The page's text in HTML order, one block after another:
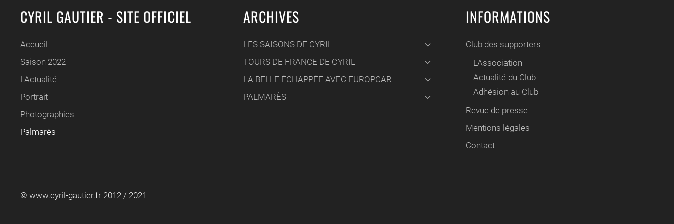
CYRIL GAUTIER - SITE OFFICIEL
Accueil
Saison 2022
L'Actualité
Portrait
Photographies
Palmarès
ARCHIVES
LES SAISONS DE CYRIL
TOURS DE FRANCE DE CYRIL
LA BELLE ÉCHAPPÉE AVEC EUROPCAR
PALMARÈS
INFORMATIONS
Club des supporters
L'Association
Actualité du Club
Adhésion au Club
Revue de presse
Mentions légales
Contact
© www.cyril-gautier.fr 2012 / 2021